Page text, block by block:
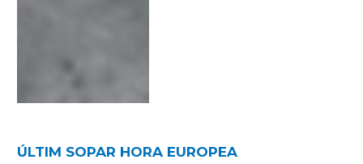
ÚLTIM SOPAR HORA EUROPEA